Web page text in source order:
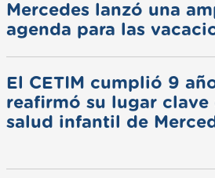
Mercedes lanzó una
agenda para las
El CETIM cumplió 9
reafirmó su lugar clave
salud infantil de